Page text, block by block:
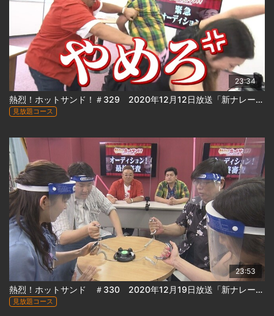
23:34
熱烈！ホットサンド！＃329 2020年12月12日放送「新ナレーター緊急オーディション(前編)」
見放題コース
23:53
熱烈！ホットサンド ＃330 2020年12月19日放送「新ナレーター緊急オーディション(後編)」
見放題コース